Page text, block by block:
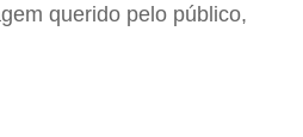
querido pelo público,